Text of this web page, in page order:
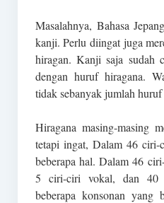
Masalahnya, Bahasa
kanji. Perlu diingat juga
hiragan. Kanji saja sudah
dengan huruf hiragana.
tidak sebanyak jumlah
Hiragana masing-masing
tetapi ingat, Dalam 46
beberapa hal. Dalam 46
5 ciri-ciri vokal, dan 40
beberapa konsonan yang